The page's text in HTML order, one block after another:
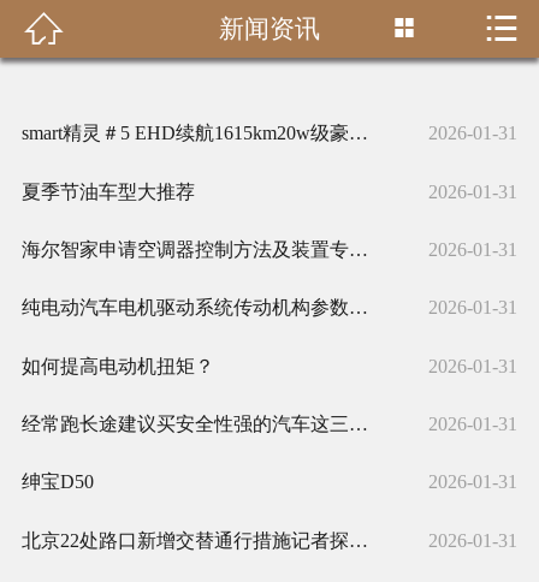
 首页
 新闻资讯  
smart精灵＃5 EHD续航1615km20w级豪华插混S 2026-01-31
夏季节油车型大推荐 2026-01-31
海尔智家申请空调器控制方法及装置专利提升压缩机的转矩控制精度 2026-01-31
纯电动汽车电机驱动系统传动机构参数设计 2026-01-31
如何提高电动机扭矩？ 2026-01-31
经常跑长途建议买安全性强的汽车这三款底盘稳开起来稳如高铁 2026-01-31
绅宝D50 2026-01-31
北京22处路口新增交替通行措施记者探访：早高峰通行率提高 2026-01-31